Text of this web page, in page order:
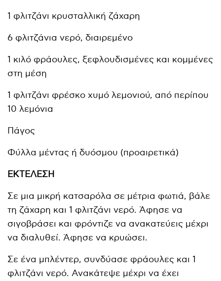
1 φλιτζάνι κρυσταλλική ζάχαρη
6 φλιτζάνια νερό, διαιρεμένο
1 κιλό φράουλες, ξεφλουδισμένες και κομμένες
στη μέση
1 φλιτζάνι φρέσκο ​​χυμό λεμονιού, από περίπου
10 λεμόνια
Πάγος
Φύλλα μέντας ή δυόσμου (προαιρετικά)
ΕΚΤΕΛΕΣΗ
Σε μια μικρή κατσαρόλα σε μέτρια φωτιά, βάλε
τη ζάχαρη και 1 φλιτζάνι νερό. Άφησε να
σιγοβράσει και φρόντιζε να ανακατεύεις μέχρι
να διαλυθεί. Άφησε να κρυώσει.
Σε ένα μπλέντερ, συνδύασε φράουλες και 1
φλιτζάνι νερό. Ανακάτεψε μέχρι να έχει